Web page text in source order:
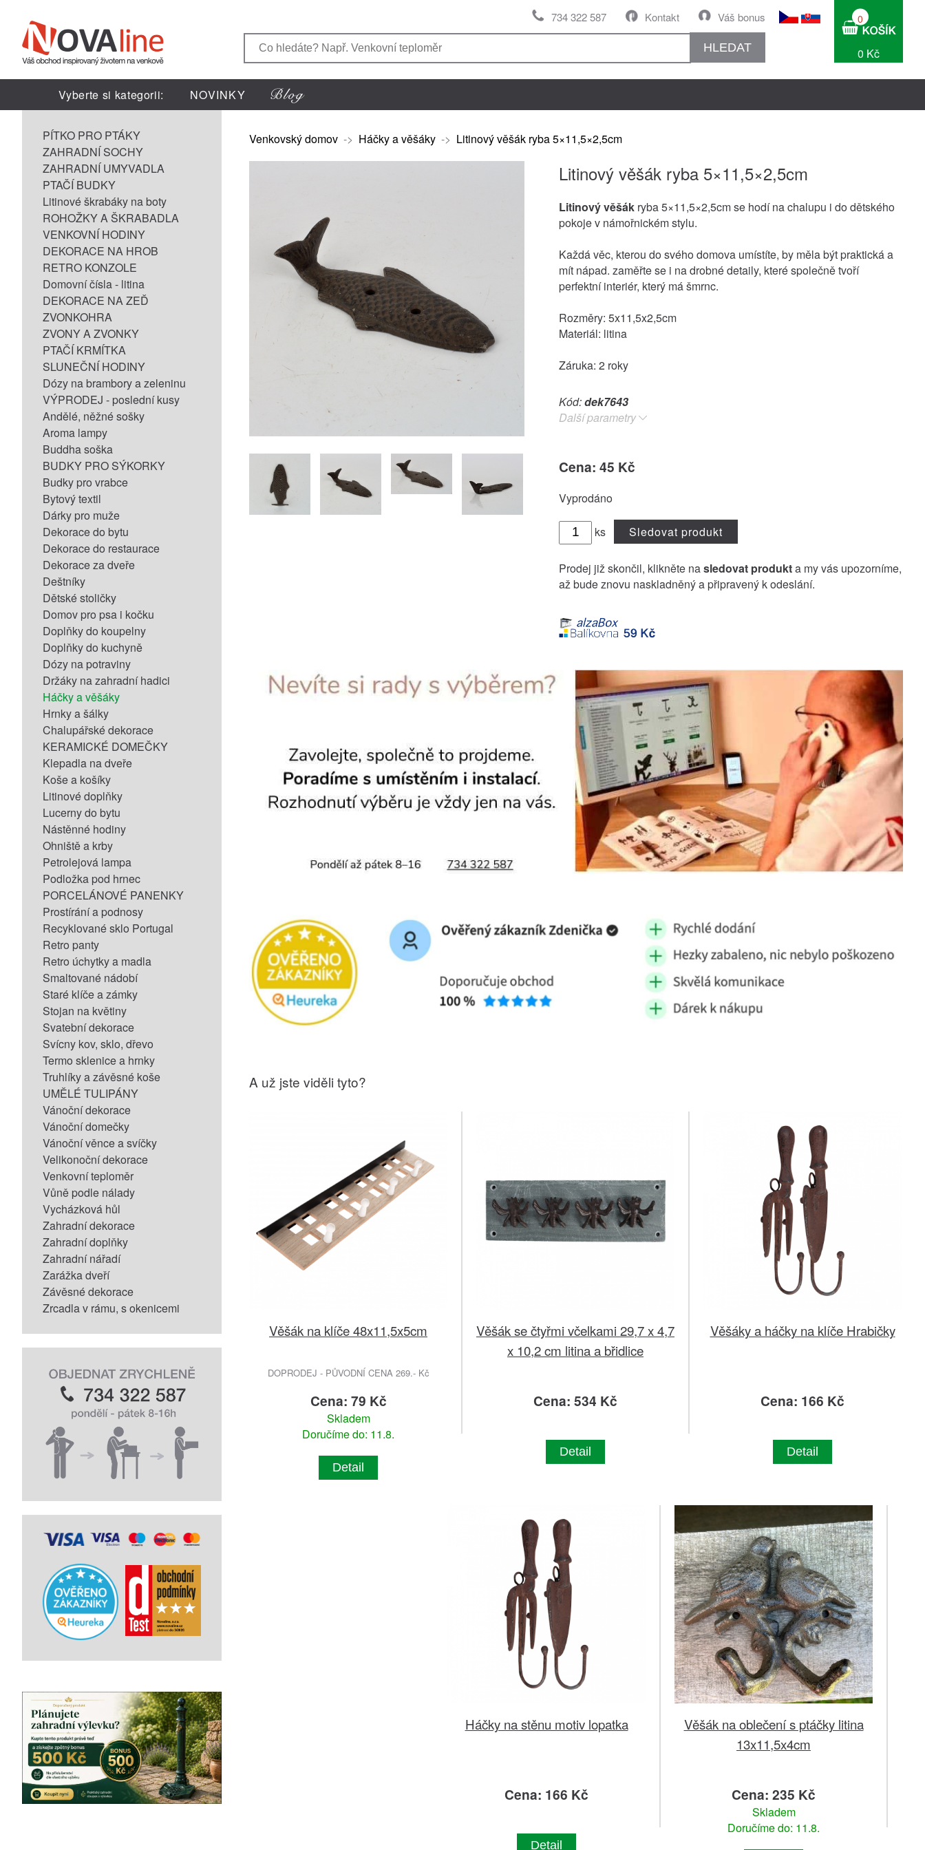
Váš bonus
Kontakt
734 322 587
HLEDAT
0
0 Kč
Vyberte si kategorii: NOVINKY
PÍTKO PRO PTÁKY
ZAHRADNÍ SOCHY
ZAHRADNÍ UMYVADLA
PTAČÍ BUDKY
Litinové škrabáky na boty
ROHOŽKY A ŠKRABADLA
VENKOVNÍ HODINY
DEKORACE NA HROB
RETRO KONZOLE
Domovní čísla - litina
DEKORACE NA ZEĎ
ZVONKOHRA
ZVONY A ZVONKY
PTAČÍ KRMÍTKA
SLUNEČNÍ HODINY
Dózy na brambory a zeleninu
VÝPRODEJ - poslední kusy
Andělé, něžné sošky
Aroma lampy
Buddha soška
BUDKY PRO SÝKORKY
Budky pro vrabce
Bytový textil
Dárky pro muže
Dekorace do bytu
Dekorace do restaurace
Dekorace za dveře
Deštníky
Dětské stoličky
Domov pro psa i kočku
Doplňky do koupelny
Doplňky do kuchyně
Dózy na potraviny
Držáky na zahradní hadici
Háčky a věšáky
Hrnky a šálky
Chalupářské dekorace
KERAMICKÉ DOMEČKY
Klepadla na dveře
Koše a košíky
Litinové doplňky
Lucerny do bytu
Nástěnné hodiny
Ohniště a krby
Petrolejová lampa
Podložka pod hrnec
PORCELÁNOVÉ PANENKY
Prostírání a podnosy
Recyklované sklo Portugal
Retro panty
Retro úchytky a madla
Smaltované nádobí
Staré klíče a zámky
Stojan na květiny
Svatební dekorace
Svícny kov, sklo, dřevo
Termo sklenice a hrnky
Truhlíky a závěsné koše
UMĚLÉ TULIPÁNY
Vánoční dekorace
Vánoční domečky
Vánoční věnce a svíčky
Velikonoční dekorace
Venkovní teploměr
Vůně podle nálady
Vycházková hůl
Zahradní dekorace
Zahradní doplňky
Zahradní nářadí
Zarážka dveří
Závěsné dekorace
Zrcadla v rámu, s okenicemi
Venkovský domov -> Háčky a věšáky -> Litinový věšák ryba 5×11,5×2,5cm
Litinový věšák ryba 5×11,5×2,5cm
Litinový věšák ryba 5×11,5×2,5cm se hodí na chalupu i do dětského
pokoje v námořnickém stylu.
Každá věc, kterou do svého domova umístíte, by měla být praktická a
mít nápad. zaměřte se i na drobné detaily, které společně tvoří
perfektní interiér, který má šmrnc.
Rozměry: 5x11,5x2,5cm
Materiál: litina
Záruka: 2 roky
Kód:dek7643
Další parametry
Cena: 45 Kč
Vyprodáno
ks Sledovat produkt
Prodej již skončil, klikněte nasledovat produkta my vás upozorníme,
až bude znovu naskladněný a připravený k odeslání.
A už jste viděli tyto?
Věšák na klíče 48x11,5x5cm
DOPRODEJ - PŮVODNÍ CENA 269.- Kč
Cena: 79 Kč
Skladem
Doručíme do: 11.8.
Detail
Věšák se čtyřmi včelkami 29,7 x 4,7
x 10,2 cm litina a břidlice
Cena: 534 Kč
Detail
Věšáky a háčky na klíče Hrabičky
Cena: 166 Kč
Detail
Háčky na stěnu motiv lopatka
Cena: 166 Kč
Detail
Věšák na oblečení s ptáčky litina
13x11,5x4cm
Cena: 235 Kč
Skladem
Doručíme do: 11.8.